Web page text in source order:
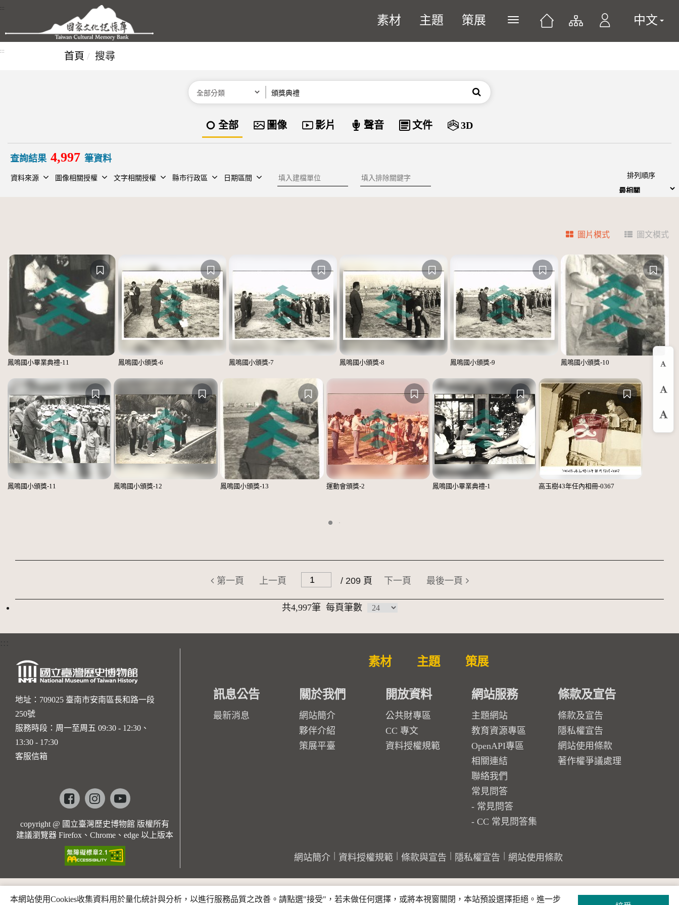
跳到主要內容區塊
:::
素材 主題 策展 展開或關閉主選單 中文
::: 首頁 搜尋
分類 搜尋
資料類型
全部 圖像 影片 聲音 文件 3D
查詢結果 4,997 筆資料
資料來源 圖像相關授權 文字相關授權 縣市行政區 日期區間 建檔單位 排除關鍵字 排列順序
圖片模式 圖文模式
鳳鳴國小畢業典禮-11 鳳鳴國小頒獎-6 鳳鳴國小頒獎-7 鳳鳴國小頒獎-8 鳳鳴國小頒獎-9 鳳鳴國小頒獎-10
鳳鳴國小頒獎-11 鳳鳴國小頒獎-12 鳳鳴國小頒獎-13 運動會頒獎-2 鳳鳴國小畢業典禮-1 高玉樹43年任內相冊-0367
第一頁 上一頁 / 209 頁 下一頁 最後一頁
共4,997筆 每頁筆數
放
:::
地址：709025 臺南市安南區長和路一段
250號
服務時段：周一至周五 09:30 - 12:30、
13:30 - 17:30
客服信箱
Facebookinstagramyoutube
copyright @ 國立臺灣歷史博物館 版權所有
建議瀏覽器 Firefox、Chrome、edge 以上版本
素材 主題 策展
訊息公告
最新消息
關於我們
網站簡介
夥伴介紹
策展平臺
開放資料
公共財專區
CC 專文
資料授權規範
網站服務
主題網站
教育資源專區
OpenAPI專區
相關連結
聯絡我們
常見問答
常見問答
CC 常見問答集
條款及宣告
條款及宣告
隱私權宣告
網站使用條款
著作權爭議處理
網站簡介 資料授權規範 條款與宣告 隱私權宣告 網站使用條款
本網站使用Cookies收集資料用於量化統計與分析，以進行服務品質之改善。請點選"接受"，若未做任何選擇，或將本視窗關閉，本站預設選擇拒絕。進一步